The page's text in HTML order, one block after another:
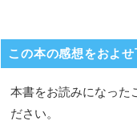
この本の感想をおよせ
本書をお読みになった
ださい。